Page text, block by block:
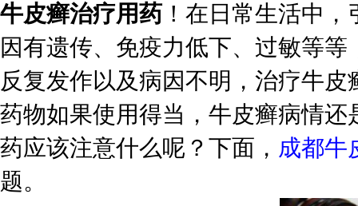
牛皮癣治疗用药！在日常生活中，
因有遗传、免疫力低下、过敏等
反复发作以及病因不明，治疗牛
药物如果使用得当，牛皮癣病情
药应该注意什么呢？下面， 成都牛
题。